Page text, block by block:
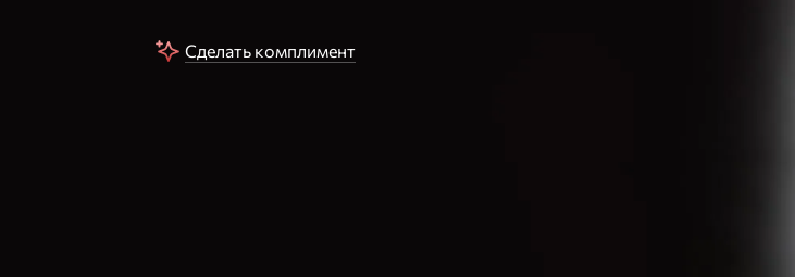
Сделать комплимент